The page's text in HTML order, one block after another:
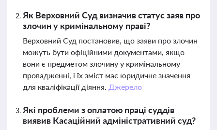
Як Верховний Суд визначив статус заяв про
злочин у кримінальному праві?
Верховний Суд постановив, що заяви про злочин
можуть бути офіційними документами, якщо
вони є предметом злочину у кримінальному
провадженні, і їх зміст має юридичне значення
для кваліфікації діяння. Джерело
Які проблеми з оплатою праці суддів
виявив Касаційний адміністративний суд?